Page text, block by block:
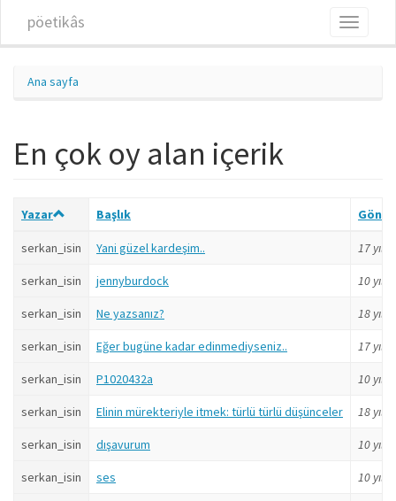
pöetikâs
Toggle
Ana sayfa
En çok oy alan içerik
Yazar Başlık
serkan_isin Yani güzel kardeşim.. 17 yıl
serkan_isin jennyburdock 10 yıl
serkan_isin Ne yazsanız? 18 yıl
serkan_isin Eğer bugüne kadar edinmediyseniz.. 17 yıl
serkan_isin P1020432a 10 yıl
serkan_isin Elinin mürekteriyle itmek: türlü türlü düşünceler 18 yıl
serkan_isin dışavurum 10 yıl
serkan_isin ses 10 yıl